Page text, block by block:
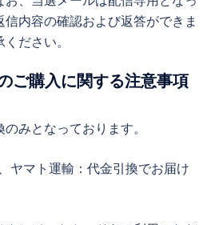
内容の確認および返答ができま
ださい。
ご購入に関する注意事項
みとなっております。
、ヤマト運輸：代金引換でお届け